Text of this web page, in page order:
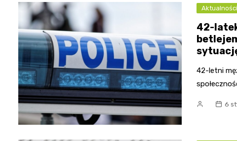
Aktualności
42-
42-letni
6